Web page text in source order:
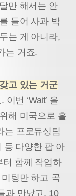
만 해서는 안
들어 사과 박
는 게 아니라,
는 거죠.
고 있는 거군
번 ‘Wait’ 을
해 미국으로 홀
는 프로듀싱팀
등 다양한 팝 아
터 함께 작업하
팅만 하고 곡
과 만났고, 10